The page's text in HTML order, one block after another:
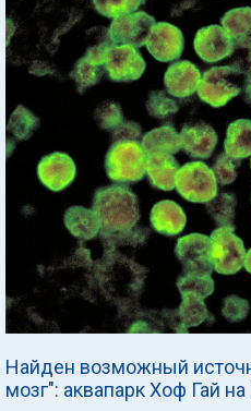
Найден возможный
мозг": аквапарк Хоф Гай